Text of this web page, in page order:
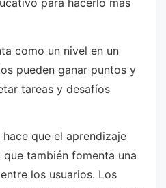
para hacerlo más
como un nivel en un
pueden ganar puntos y
tareas y desafíos
que el aprendizaje
también fomenta una
los usuarios. Los